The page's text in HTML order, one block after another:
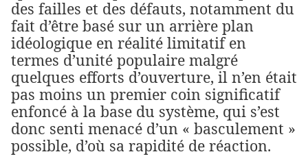
des failles et des défauts, notamment du
fait d’être basé sur un arrière plan
idéologique en réalité limitatif en
termes d’unité populaire malgré
quelques efforts d’ouverture, il n’en était
pas moins un premier coin significatif
enfoncé à la base du système, qui s’est
donc senti menacé d’un « basculement »
possible, d’où sa rapidité de réaction.